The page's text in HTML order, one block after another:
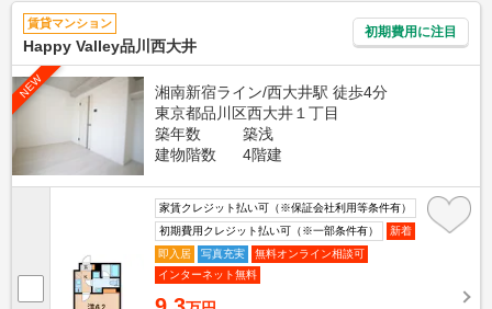
賃貸マンション
Happy Valley品川西大井
初期費用に注目
NEW
湘南新宿ライン/西大井駅 徒歩4分
東京都品川区西大井１丁目
築年数
築浅
建物階数
4階建
家賃クレジット払い可（※保証会社利用等条件有）
初期費用クレジット払い可（※一部条件有）
新着
即入居
写真充実
無料オンライン相談可
インターネット無料